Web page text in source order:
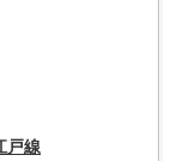
戸線